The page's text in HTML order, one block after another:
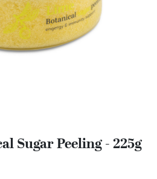
Sugar Peeling - 225g